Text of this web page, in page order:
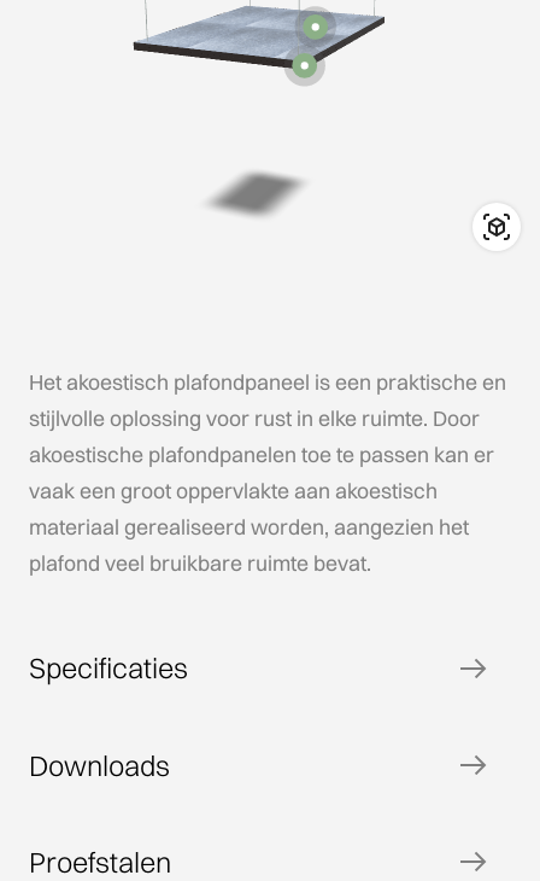
Het akoestisch plafondpaneel is een praktische en
stijlvolle oplossing voor rust in elke ruimte. Door
akoestische plafondpanelen toe te passen kan er
vaak een groot oppervlakte aan akoestisch
materiaal gerealiseerd worden, aangezien het
plafond veel bruikbare ruimte bevat.
Specificaties
Downloads
Proefstalen